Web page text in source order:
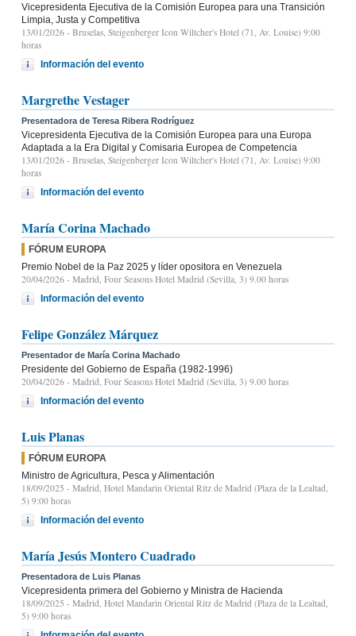
Vicepresidenta Ejecutiva de la Comisión Europea para una Transición
Limpia, Justa y Competitiva
13/01/2026 - Bruselas, Steigenberger Icon Wiltcher's Hotel (71, Av. Louise) 9:00
horas
Información del evento
Margrethe Vestager
Presentadora de Teresa Ribera Rodríguez
Vicepresidenta Ejecutiva de la Comisión Europea para una Europa
Adaptada a la Era Digital y Comisaria Europea de Competencia
13/01/2026 - Bruselas, Steigenberger Icon Wiltcher's Hotel (71, Av. Louise) 9:00
horas
Información del evento
María Corina Machado
FÓRUM EUROPA
Premio Nobel de la Paz 2025 y líder opositora en Venezuela
20/04/2026 - Madrid, Four Seasons Hotel Madrid (Sevilla, 3) 9.00 horas
Información del evento
Felipe González Márquez
Presentador de María Corina Machado
Presidente del Gobierno de España (1982-1996)
20/04/2026 - Madrid, Four Seasons Hotel Madrid (Sevilla, 3) 9.00 horas
Información del evento
Luis Planas
FÓRUM EUROPA
Ministro de Agricultura, Pesca y Alimentación
18/09/2025 - Madrid, Hotel Mandarin Oriental Ritz de Madrid (Plaza de la Lealtad,
5) 9:00 horas
Información del evento
María Jesús Montero Cuadrado
Presentadora de Luis Planas
Vicepresidenta primera del Gobierno y Ministra de Hacienda
18/09/2025 - Madrid, Hotel Mandarin Oriental Ritz de Madrid (Plaza de la Lealtad,
5) 9:00 horas